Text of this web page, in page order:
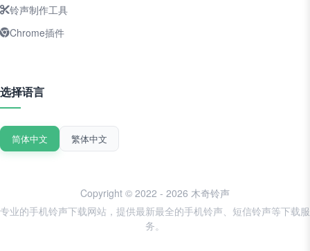
铃声制作工具
Chrome插件
选择语言
简体中文 繁体中文
Copyright © 2022 - 2026 木奇铃声
专业的手机铃声下载网站，提供最新最全的手机铃声、短信铃声等下载服
务。